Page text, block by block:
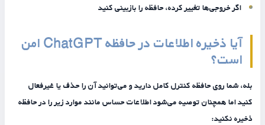
اگر خروجی‌ها تغییر کرده، حافظه را بازبینی کنید
آیا ذخیره اطلاعات در حافظه ChatGPT امن
است؟
بله، شما روی حافظه کنترل کامل دارید و می‌توانید آن را حذف یا غیرفعال
کنید اما همچنان توصیه می‌شود اطلاعات حساس مانند موارد زیر را در حافظه
ذخیره نکنید: